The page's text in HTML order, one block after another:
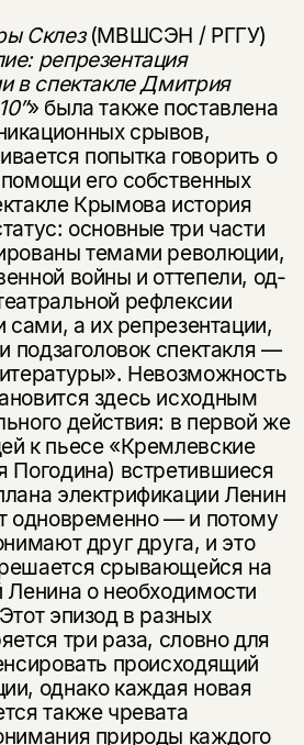
Склез(МВШСЭН / РГГУ)
репрезен­тация
в спектакле Дмитрия
» была также поставлена
срывов,
по­пытка говорить о
его собственных
Крымова история
основные три части
темами революции,
войны и оттепели, од­
рефлексии
сами, а их репрезен­тации,
подзаголовок спектакля —
Невозможность
здесь исходным
действия: в первой же
к пьесе «Кремлевские
Погодина) встретившиеся
электрифи­кации Ленин
одновременно — и потому
друг друга, и это
срывающейся на
Ленина о необходимости
эпизод в разных
три раза, словно для
происходящий
однако каждая новая
также чревата
природы каждого
на рассылку
отправляем рассылку
«НЛО».
промокод на
сПолитикой конфиденциальности
временно
на
при поступлении книги
письмо на указанный
сПолитикой конфиденциальности
для
18 лет?
да
назад